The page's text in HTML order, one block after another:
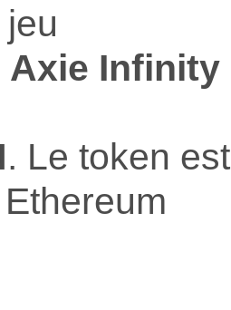
Axie Infinity
. Le token est